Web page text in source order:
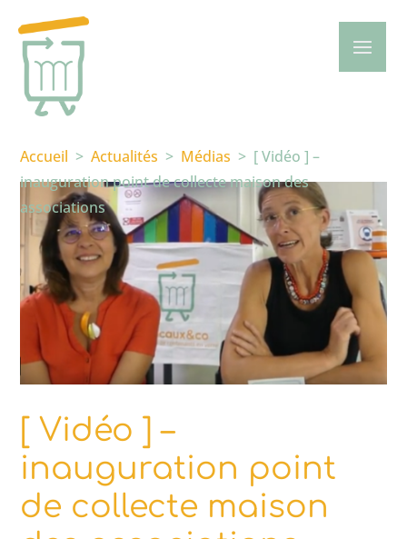
Accueil >Actualités > Médias > [ Vidéo ] –
inauguration point de collecte maison des
associations
[ Vidéo ] –
inauguration point
de collecte maison